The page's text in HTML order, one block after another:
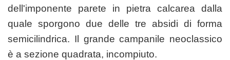
dell'imponente parete in pietra calcarea dalla
quale sporgono due delle tre absidi di forma
semicilindrica. Il grande campanile neoclassico
è a sezione quadrata, incompiuto.